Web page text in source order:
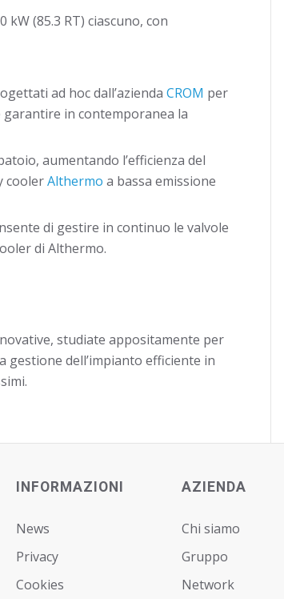
(85.3 RT) ciascuno, con
ad hoc dall’aziendaCROM per
in contemporanea la
aumentando l’efficienza del
coolerAlthermoa bassa emissione
di gestire in continuo le valvole
di Althermo.
studiate appositamente per
dell’impianto efficiente in
INFORMAZIONI
News
Privacy
Cookies
AZIENDA
Chi siamo
Gruppo
Network